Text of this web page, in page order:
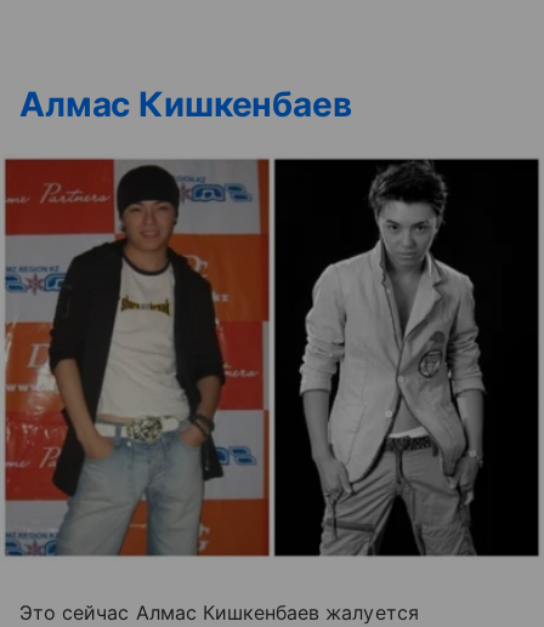
Алмас Кишкенбаев
Это сейчас Алмас Кишкенбаев жалуется